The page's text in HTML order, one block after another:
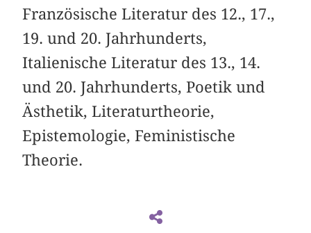
Französische Literatur des 12., 17.,
19. und 20. Jahrhunderts,
Italienische Literatur des 13., 14.
und 20. Jahrhunderts, Poetik und
Ästhetik, Literaturtheorie,
Epistemologie, Feministische
Theorie.